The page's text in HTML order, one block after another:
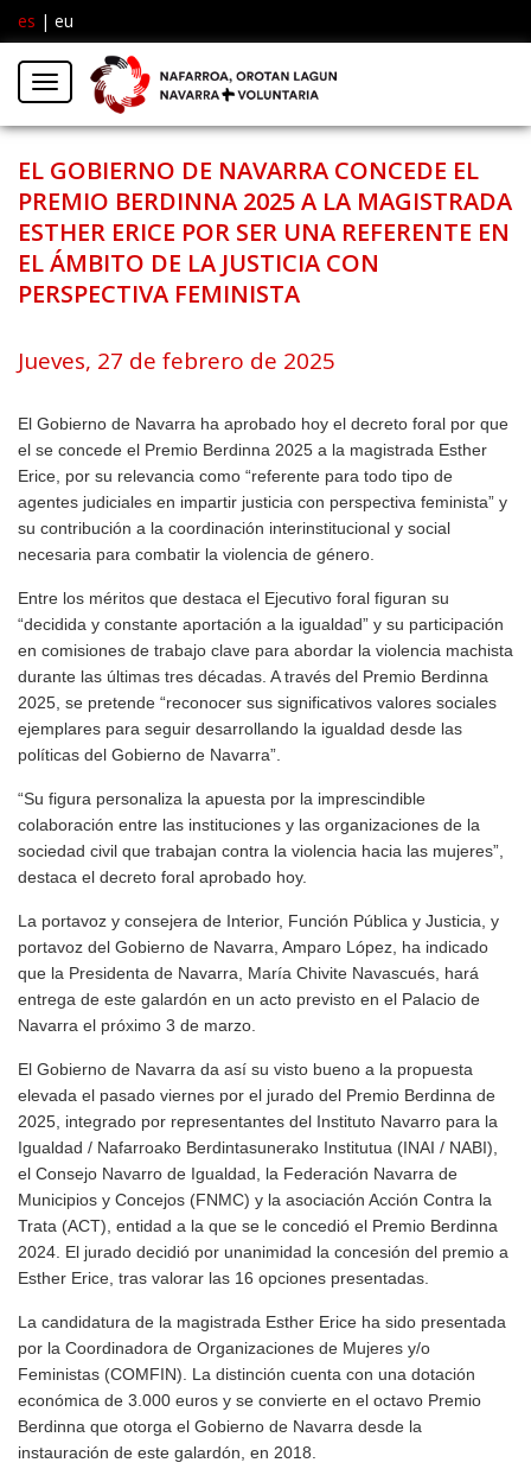
es | eu
Menú
EL GOBIERNO DE NAVARRA CONCEDE EL
PREMIO BERDINNA 2025 A LA MAGISTRADA
ESTHER ERICE POR SER UNA REFERENTE EN
EL ÁMBITO DE LA JUSTICIA CON
PERSPECTIVA FEMINISTA
Jueves, 27 de febrero de 2025
El Gobierno de Navarra ha aprobado hoy el decreto foral por que
el se concede el Premio Berdinna 2025 a la magistrada Esther
Erice, por su relevancia como “referente para todo tipo de
agentes judiciales en impartir justicia con perspectiva feminista” y
su contribución a la coordinación interinstitucional y social
necesaria para combatir la violencia de género.
Entre los méritos que destaca el Ejecutivo foral figuran su
“decidida y constante aportación a la igualdad” y su participación
en comisiones de trabajo clave para abordar la violencia machista
durante las últimas tres décadas. A través del Premio Berdinna
2025, se pretende “reconocer sus significativos valores sociales
ejemplares para seguir desarrollando la igualdad desde las
políticas del Gobierno de Navarra”.
“Su figura personaliza la apuesta por la imprescindible
colaboración entre las instituciones y las organizaciones de la
sociedad civil que trabajan contra la violencia hacia las mujeres”,
destaca el decreto foral aprobado hoy.
La portavoz y consejera de Interior, Función Pública y Justicia, y
portavoz del Gobierno de Navarra, Amparo López, ha indicado
que la Presidenta de Navarra, María Chivite Navascués, hará
entrega de este galardón en un acto previsto en el Palacio de
Navarra el próximo 3 de marzo.
El Gobierno de Navarra da así su visto bueno a la propuesta
elevada el pasado viernes por el jurado del Premio Berdinna de
2025, integrado por representantes del Instituto Navarro para la
Igualdad / Nafarroako Berdintasunerako Institutua (INAI / NABI),
el Consejo Navarro de Igualdad, la Federación Navarra de
Municipios y Concejos (FNMC) y la asociación Acción Contra la
Trata (ACT), entidad a la que se le concedió el Premio Berdinna
2024. El jurado decidió por unanimidad la concesión del premio a
Esther Erice, tras valorar las 16 opciones presentadas.
La candidatura de la magistrada Esther Erice ha sido presentada
por la Coordinadora de Organizaciones de Mujeres y/o
Feministas (COMFIN). La distinción cuenta con una dotación
económica de 3.000 euros y se convierte en el octavo Premio
Berdinna que otorga el Gobierno de Navarra desde la
instauración de este galardón, en 2018.